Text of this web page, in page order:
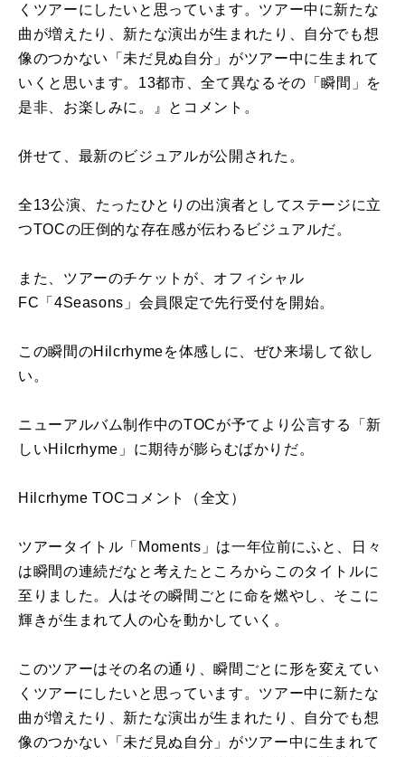
くツアーにしたいと思っています。ツアー中に新たな
曲が増えたり、新たな演出が生まれたり、自分でも想
像のつかない「未だ見ぬ自分」がツアー中に生まれて
いくと思います。13都市、全て異なるその「瞬間」を
是非、お楽しみに。』とコメント。
併せて、最新のビジュアルが公開された。
全13公演、たったひとりの出演者としてステージに立
つTOCの圧倒的な存在感が伝わるビジュアルだ。
また、ツアーのチケットが、オフィシャル
FC「4Seasons」会員限定で先行受付を開始。
この瞬間のHilcrhymeを体感しに、ぜひ来場して欲し
い。
ニューアルバム制作中のTOCが予てより公言する「新
しいHilcrhyme」に期待が膨らむばかりだ。
Hilcrhyme TOCコメント（全文）
ツアータイトル「Moments」は一年位前にふと、日々
は瞬間の連続だなと考えたところからこのタイトルに
至りました。人はその瞬間ごとに命を燃やし、そこに
輝きが生まれて人の心を動かしていく。
このツアーはその名の通り、瞬間ごとに形を変えてい
くツアーにしたいと思っています。ツアー中に新たな
曲が増えたり、新たな演出が生まれたり、自分でも想
像のつかない「未だ見ぬ自分」がツアー中に生まれて